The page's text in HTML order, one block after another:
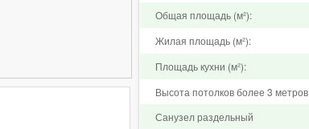
Общая площадь (м²):
Жилая площадь (м²):
Площадь кухни (м²):
Высота потолков более 3 метров
Санузел раздельный